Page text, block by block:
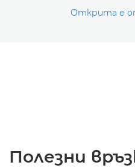
Открита е
Полезни